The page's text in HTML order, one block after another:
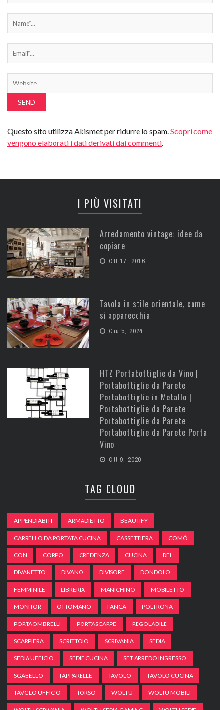
Questo sito utilizza Akismet per ridurre lo spam.Scopri come
vengono elaborati i dati derivati dai commenti.
I PIÙ VISITATI
Arredamento vintage: idee da
copiare
Ott 17, 2016
Tavola in stile orientale, come
si apparecchia
Giu 5, 2024
HTZ Portabottiglie da Vino |
Portabottiglie da Parete
Portabottiglie in Metallo |
Portabottiglie da Parete
Portabottiglie da Parete
Portabottiglie da Parete Porta
Vino
Ott 9, 2020
TAG CLOUD
APPENDIABITI ARMADIETTO BEAUTIFY
CARRELLO DA PORTATA CUCINA CASSETTIERA COMÒ
CON CORPO CREDENZA CUCINA DEL
DIVANETTO DIVANO DIVISORE DONDOLO
FEMMINILE LIBRERIA MANICHINO MOBILETTO
MONITOR OTTOMANO PANCA POLTRONA
PORTAOMBRELLI PORTASCARPE REGOLABILE
SCARPIERA SCRITTOIO SCRIVANIA SEDIA
SEDIA UFFICIO SEDIE CUCINA SET ARREDO INGRESSO
SGABELLO TAPPARELLE TAVOLO TAVOLO CUCINA
TAVOLO UFFICIO TORSO WOLTU WOLTU MOBILI